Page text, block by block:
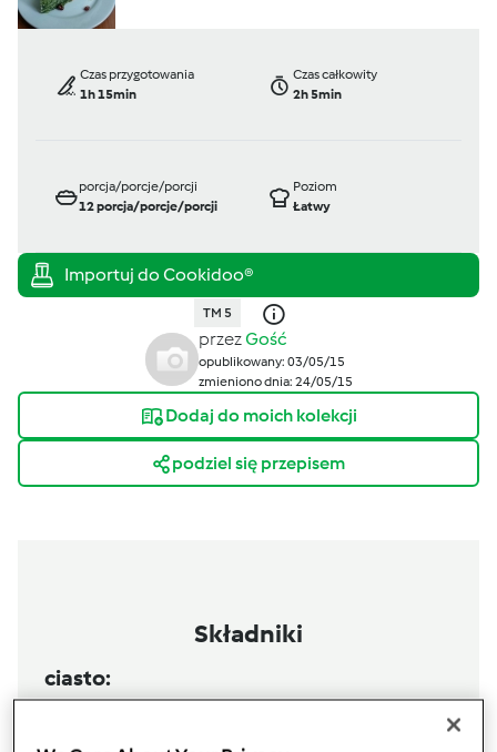
Czas przygotowania
1h 15min
Czas całkowity
2h 5min
porcja/porcje/porcji
12porcja/porcje/porcji
Poziom
Łatwy
TM 5
przezGość
opublikowany: 03/05/15
zmieniono dnia: 24/05/15
Dodaj do moich kolekcji
podziel się przepisem
Składniki
ciasto: